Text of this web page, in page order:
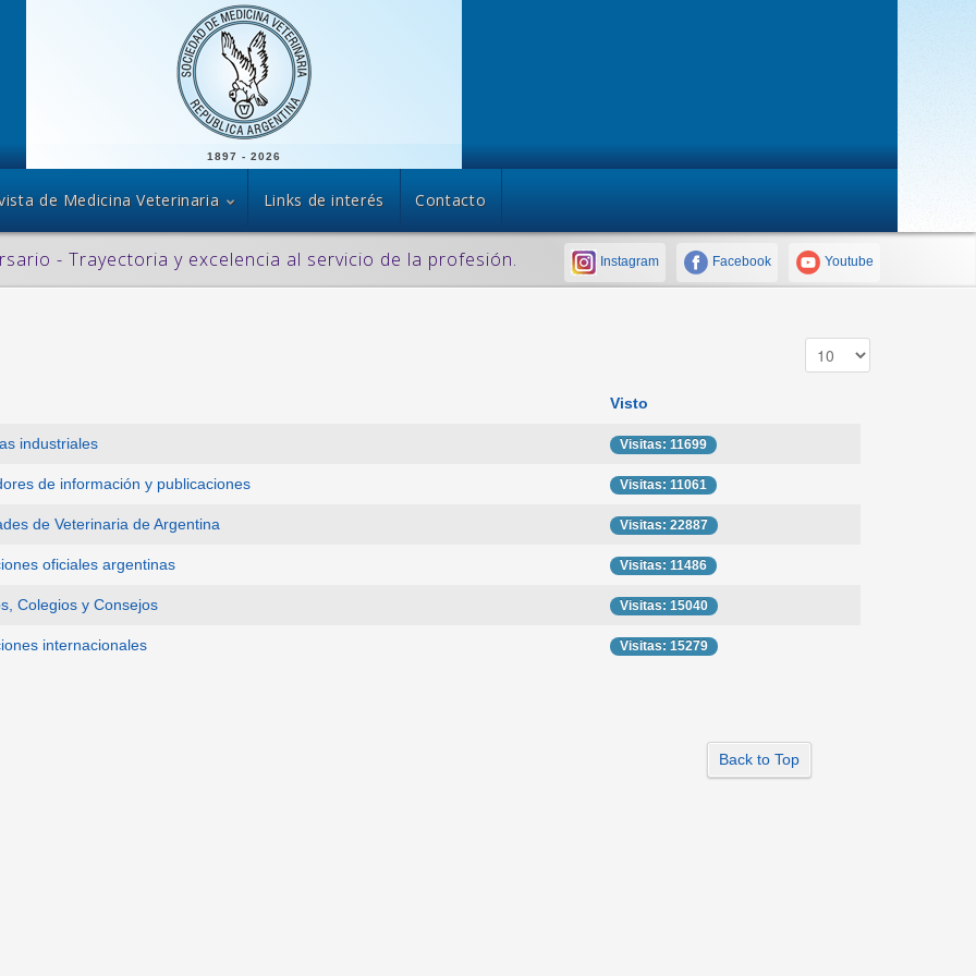
1897 - 2026
de Medicina Veterinaria Links de interés Contacto
- Trayectoria y excelencia al servicio de la profesión. Instagram Facebook Youtube
Visto
industriales Visitas: 11699
de información y publicaciones Visitas: 11061
de Veterinaria de Argentina Visitas: 22887
oficiales argentinas Visitas: 11486
Colegios y Consejos Visitas: 15040
internacionales Visitas: 15279
Back to Top